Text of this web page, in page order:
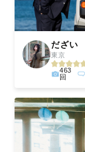
だざい
東京
463
回